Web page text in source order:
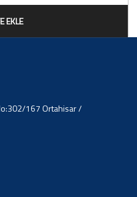
EKLE
167 Ortahisar /